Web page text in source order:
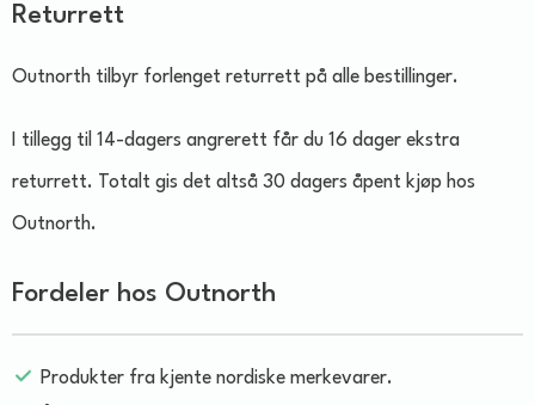
Returrett
Outnorth tilbyr forlenget returrett på alle bestillinger.
I tillegg til 14-dagers angrerett får du 16 dager ekstra
returrett. Totalt gis det altså 30 dagers åpent kjøp hos
Outnorth.
Fordeler hos Outnorth
Produkter fra kjente nordiske merkevarer.